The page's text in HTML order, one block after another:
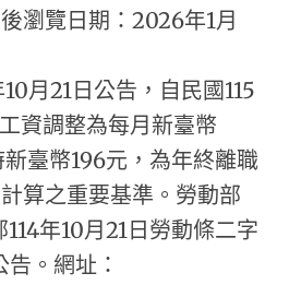
瀏覽日期：2026年1月
月21日公告，自民國115
資調整為每月新臺幣
臺幣196元，為年終離職
算之重要基準。勞動部
114年10月21日勞動條二字
。網址：